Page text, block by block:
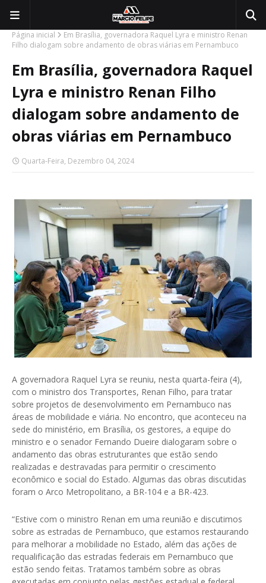
Página inicial
Em Brasília, governadora Raquel Lyra e ministro Renan
Filho dialogam sobre andamento de obras viárias em Pernambuco
Em Brasília, governadora Raquel
Lyra e ministro Renan Filho
dialogam sobre andamento de
obras viárias em Pernambuco
Quarta-Feira, Dezembro 04, 2024
A governadora Raquel Lyra se reuniu, nesta quarta-feira (4),
com o ministro dos Transportes, Renan Filho, para tratar
sobre projetos de desenvolvimento em Pernambuco nas
áreas de mobilidade e viária. No encontro, que aconteceu na
sede do ministério, em Brasília, os gestores, a equipe do
ministro e o senador Fernando Dueire dialogaram sobre o
andamento das obras estruturantes que estão sendo
realizadas e destravadas para permitir o crescimento
econômico e social do Estado. Algumas das obras discutidas
foram o Arco Metropolitano, a BR-104 e a BR-423.
“Estive com o ministro Renan em uma reunião e discutimos
sobre as estradas de Pernambuco, que estamos restaurando
para melhorar a mobilidade no Estado, além das ações de
requalificação das estradas federais em Pernambuco que
estão sendo feitas. Tratamos também sobre as obras